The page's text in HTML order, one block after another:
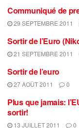
Communiqué de
29 SEPTEMBRE 2011
Sortir de l’Euro
21 SEPTEMBRE 2011
Sortir de l’euro
27 AOÛT 2011 0
Plus que jamais:
sortir!
13 JUILLET 2011 0